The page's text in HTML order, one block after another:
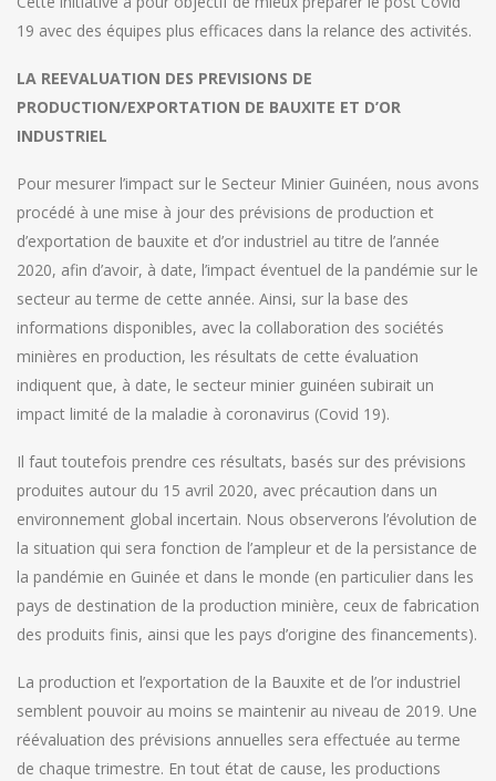
19 avec des équipes plus efficaces dans la relance des activités.
LA REEVALUATION DES PREVISIONS DE
PRODUCTION/EXPORTATION DE BAUXITE ET D’OR
INDUSTRIEL
Pour mesurer l’impact sur le Secteur Minier Guinéen, nous avons
procédé à une mise à jour des prévisions de production et
d’exportation de bauxite et d’or industriel au titre de l’année
2020, afin d’avoir, à date, l’impact éventuel de la pandémie sur le
secteur au terme de cette année. Ainsi, sur la base des
informations disponibles, avec la collaboration des sociétés
minières en production, les résultats de cette évaluation
indiquent que, à date, le secteur minier guinéen subirait un
impact limité de la maladie à coronavirus (Covid 19).
Il faut toutefois prendre ces résultats, basés sur des prévisions
produites autour du 15 avril 2020, avec précaution dans un
environnement global incertain. Nous observerons l’évolution de
la situation qui sera fonction de l’ampleur et de la persistance de
la pandémie en Guinée et dans le monde (en particulier dans les
pays de destination de la production minière, ceux de fabrication
des produits finis, ainsi que les pays d’origine des financements).
La production et l’exportation de la Bauxite et de l’or industriel
semblent pouvoir au moins se maintenir au niveau de 2019. Une
réévaluation des prévisions annuelles sera effectuée au terme
de chaque trimestre. En tout état de cause, les productions